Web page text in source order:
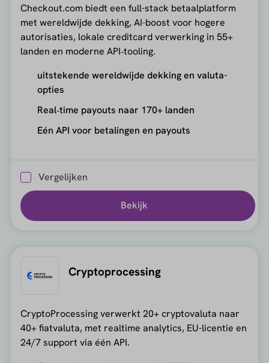
Checkout.com biedt een full-stack betaalplatform
met wereldwijde dekking, AI-boost voor hogere
autorisaties, lokale creditcard verwerking in 55+
landen en moderne API‑tooling.
uitstekende wereldwijde dekking en valuta-
opties
Real‑time payouts naar 170+ landen
Eén API voor betalingen en payouts
Vergelijken
Bekijk
Cryptoprocessing
CryptoProcessing verwerkt 20+ cryptovaluta naar
40+ fiatvaluta, met realtime analytics, EU-licentie en
24/7 support via één API.